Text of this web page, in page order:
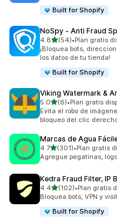
Built for Shopify
NoSpy ‑ Anti Fraud
4.8de 5 estrellas
(54)
54 reseñas en total
•Plan gratis
¡Bloquea bots,
los datos de tu tienda!
Built for Shopify
Viking Watermark &
5.0de 5 estrellas
(6)
6 reseñas en total
•Plan gratis
Evita el robo de
bloqueo del clic
Marcas de Agua
4.7de 5 estrellas
(301)
301 reseñas en total
•Plan gratis
Agregue pegatinas,
Kedra Fraud Filter, IP
4.4de 5 estrellas
(102)
102 reseñas en total
•Plan gratis
Bloquea bots, VPN y
Built for Shopify